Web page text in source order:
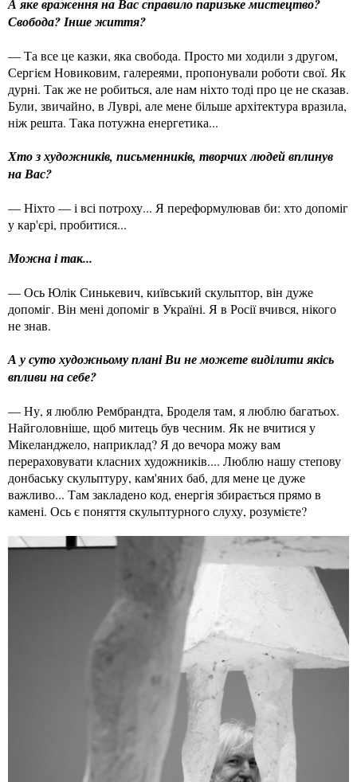
А яке враження на Вас справило паризьке мистецтво?
Свобода? Інше життя?
— Та все це казки, яка свобода. Просто ми ходили з другом,
Сергієм Новиковим, галереями, пропонували роботи свої. Як
дурні. Так же не робиться, але нам ніхто тоді про це не сказав.
Були, звичайно, в Луврі, але мене більше архітектура вразила,
ніж решта. Така потужна енергетика...
Хто з художників, письменників, творчих людей вплинув
на Вас?
— Ніхто — і всі потроху... Я переформулював би: хто допоміг
у кар'єрі, пробитися...
Можна і так...
— Ось Юлік Синькевич, київський скульптор, він дуже
допоміг. Він мені допоміг в Україні. Я в Росії вчився, нікого
не знав.
А у суто художньому плані Ви не можете виділити якісь
впливи на себе?
— Ну, я люблю Рембрандта, Броделя там, я люблю багатьох.
Найголовніше, щоб митець був чесним. Як не вчитися у
Мікеланджело, наприклад? Я до вечора можу вам
перераховувати класних художників.... Люблю нашу степову
донбаську скульптуру, кам'яних баб, для мене це дуже
важливо... Там закладено код, енергія збирається прямо в
камені. Ось є поняття скульптурного слуху, розумієте?